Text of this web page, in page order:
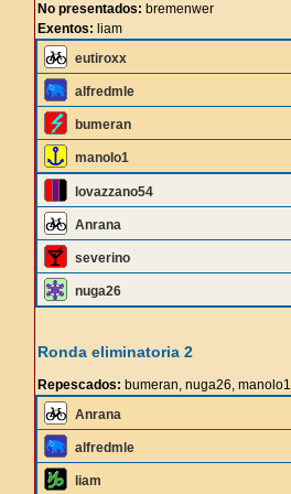
No presentados: bremenwer
Exentos: liam
eutiroxx
alfredmle
bumeran
manolo1
lovazzano54
Anrana
severino
nuga26
Ronda eliminatoria 2
Repescados: bumeran, nuga26, manolo1
Anrana
alfredmle
liam